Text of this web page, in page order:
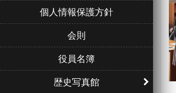
個人情報保護方針
会則
役員名簿
歴史写真館